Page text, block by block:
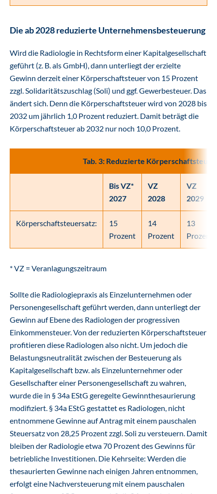
Die ab 2028 reduzierte Unternehmensbesteuerung
Wird die Radiologie in Rechtsform einer Kapitalgesellschaft
geführt (z. B. als GmbH), dann unterliegt der erzielte
Gewinn derzeit einer Körperschaftsteuer von 15 Prozent
zzgl. Solidaritätszuschlag (Soli) und ggf. Gewerbesteuer. Das
ändert sich. Denn die Körperschaftsteuer wird von 2028 bis
2032 um jährlich 1,0 Prozent reduziert. Damit beträgt die
Körperschaftsteuer ab 2032 nur noch 10,0 Prozent.
Tab. 3: Reduzierte
Bis VZ*
2027
VZ
2028
VZ
2029
Körperschaftsteuersatz:
15
Prozent
14
Prozent
13
Prozent
* VZ = Veranlagungszeitraum
Sollte die Radiologiepraxis als Einzelunternehmen oder
Personengesellschaft geführt werden, dann unterliegt der
Gewinn auf Ebene des Radiologen der progressiven
Einkommensteuer. Von der reduzierten Körperschaftsteuer
profitieren diese Radiologen also nicht. Um jedoch die
Belastungsneutralität zwischen der Besteuerung als
Kapitalgesellschaft bzw. als Einzelunternehmer oder
Gesellschafter einer Personengesellschaft zu wahren,
wurde die in § 34a EStG geregelte Gewinnthesaurierung
modifiziert. § 34a EStG gestattet es Radiologen, nicht
entnommene Gewinne auf Antrag mit einem pauschalen
Steuersatz von 28,25 Prozent zzgl. Soli zu versteuern. Damit
bleiben der Radiologie etwa 70 Prozent des Gewinns für
betriebliche Investitionen. Die Kehrseite: Werden die
thesaurierten Gewinne nach einigen Jahren entnommen,
erfolgt eine Nachversteuerung mit einem pauschalen